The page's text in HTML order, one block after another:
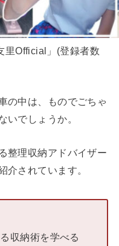
里Official」(登録者数
の中は、ものでごちゃ
いでしょうか。
整理収納アドバイザー
介されています。
収納術を学べる